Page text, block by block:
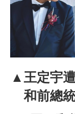
▲ 王定宇
和前總